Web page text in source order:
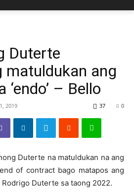
Duterte
matuldukan ang
‘endo’ – Bello
2019 0
37
Duterte na matuldukan na ang
of contract bago matapos ang
Duterte sa taong 2022.